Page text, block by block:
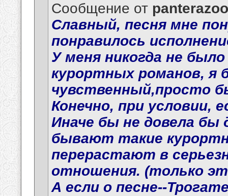
Сообщение от
Славный, песня мне
понравилось
У меня никогда не
курортных романов, я
чувственный,просто
Конечно, при условии,
Иначе бы не довела бы
бывают такие
перерастают в
отношения. (только
А если о песне--